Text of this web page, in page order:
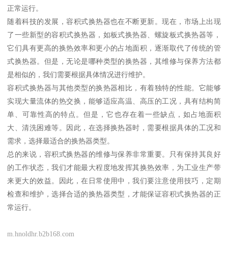
正常运行。
随着科技的发展，容积式换热器也在不断更新。现在，市场上出现
了一些新型的容积式换热器，如板式换热器、螺旋板式换热器等，
它们具有更高的换热效率和更小的占地面积，逐渐取代了传统的管
式换热器。但是，无论是哪种类型的换热器，其维修与保养方法都
是相似的，我们需要根据具体情况进行维护。
容积式换热器与其他类型的换热器相比，有着独特的性能。它能够
实现大量流体的热交换，能够适应高温、高压的工况，具有结构简
单、可靠性高的特点。但是，它也存在着一些缺点，如占地面积
大、清洗困难等。因此，在选择换热器时，需要根据具体的工况和
需求，选择最适合的换热器类型。
总的来说，容积式换热器的维修与保养非常重要。只有保持其良好
的工作状态，我们才能最大程度地发挥其换热效率，为工业生产带
来更大的效益。因此，在日常使用中，我们要注意使用技巧，定期
检查和维护，选择合适的换热器类型，才能保证容积式换热器的正
常运行。
m.hnoldhr.b2b168.com